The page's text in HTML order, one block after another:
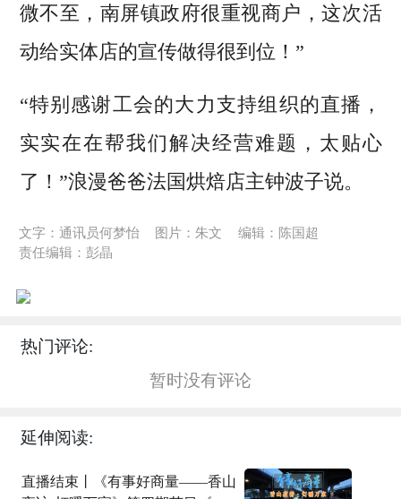
微不至，南屏镇政府很重视商户，这次活
动给实体店的宣传做得很到位！”
“特别感谢工会的大力支持组织的直播，
实实在在帮我们解决经营难题，太贴心
了！”浪漫爸爸法国烘焙店主钟波子说。
文字：通讯员何梦怡 图片：朱文
编辑：陈国超
责任编辑：彭晶
热门评论:
暂时没有评论
延伸阅读:
直播结束丨《有事好商量——香山